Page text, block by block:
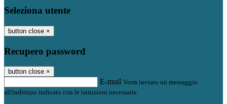
Seleziona utente
button close ×
Recupero password
button close ×
E-mail Verrà inviato un messaggio
all'indirizzo indicato con le istruzioni necessarie.